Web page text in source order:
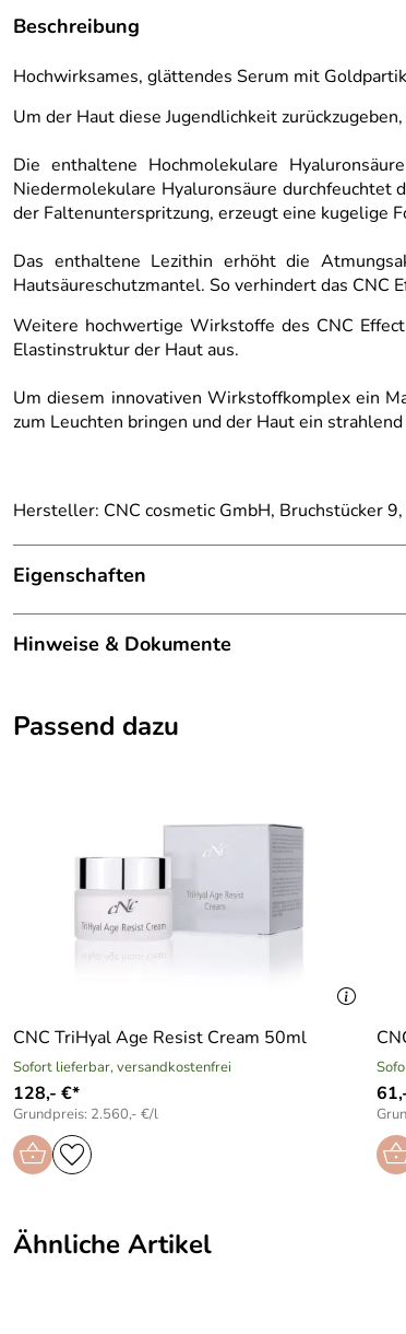
Beschreibung
Hochwirksames, glättendes Serum mit
Um der Haut diese Jugendlichkeit
Die enthaltene Hochmolekulare
Niedermolekulare Hyaluronsäure durchfeuchtet
der Faltenunterspritzung, erzeugt eine kugelige
Das enthaltene Lezithin erhöht die
Hautsäureschutzmantel. So verhindert das CNC
Weitere hochwertige Wirkstoffe des CNC
Elastinstruktur der Haut aus.
Um diesem innovativen Wirkstoffkomplex ein
zum Leuchten bringen und der Haut ein
Hersteller: CNC cosmetic GmbH, Bruchstücker
Eigenschaften
Konzentrat / Serum
Hauttyp:
Mischhaut
Hinweise & Dokumente
Passend dazu
CNC TriHyal Age Resist Cream 50ml
Sofort lieferbar, versandkostenfrei
128,- €*
Grundpreis: 2.560,- €/l
Ähnliche Artikel